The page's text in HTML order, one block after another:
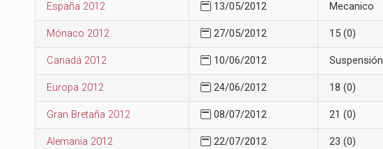
España 2012 13/05/2012 Mecanico
Mónaco 2012 27/05/2012 15 (0)
Canadá 2012 10/06/2012 Suspensión
Europa 2012 24/06/2012 18 (0)
Gran Bretaña 2012 08/07/2012 21 (0)
Alemania 2012 22/07/2012 23 (0)